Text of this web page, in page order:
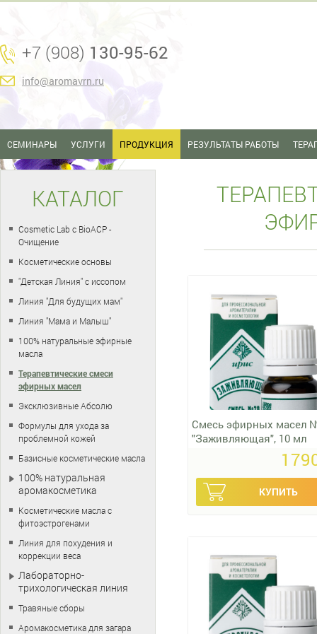
+7 (908) 130-95-62
info@aromavrn.ru
СЕМИНАРЫ УСЛУГИ ПРОДУКЦИЯ РЕЗУЛЬТАТЫ РАБОТЫ
Смесь эфирных масел
"Заживляющая", 10 мл
КАТАЛОГ
Cosmetic Lab с BioACP -
Очищение
Косметические основы
"Детская Линия" с иссопом
Линия "Для будущих мам"
Линия "Мама и Малыш"
100% натуральные эфирные
масла
Терапевтические смеси
эфирных масел
Эксклюзивные Абсолю
Формулы для ухода за
проблемной кожей
Базисные косметические масла
100% натуральная
аромакосметика
Косметические масла с
фитоэстрогенами
Линия для похудения и
коррекции веса
Лабораторно-
трихологическая линия
Травяные сборы
Аромакосметика для загара